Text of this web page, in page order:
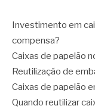
Investimento em
compensa?
Caixas de papelão
Reutilização de
Caixas de papelão
Quando reutilizar